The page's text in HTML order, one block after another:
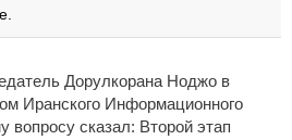
Дорулкорана Ноджо в
Иранского Информационного
вопросу сказал: Второй этап